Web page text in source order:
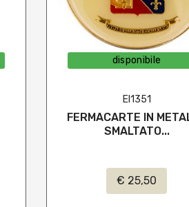
disponibile
EI1351
FERMACARTE IN
SMALTATO...
€ 25,50